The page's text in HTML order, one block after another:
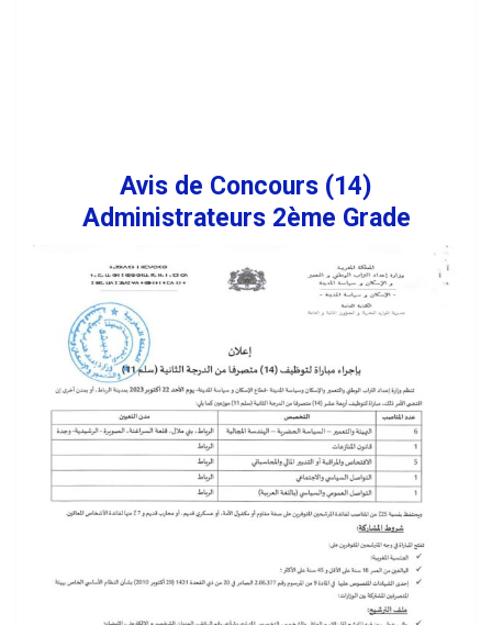
Avis de Concours (14)
Administrateurs 2ème Grade